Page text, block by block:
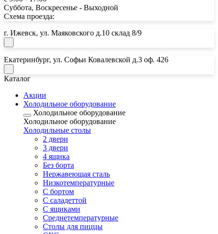
Суббота, Воскресенье - Выходной
Схема проезда:
г. Ижевск, ул. Маяковского д.10 склад 8/9
Почта:
horeca18@mail.ru
Екатеринбург, ул. Софьи Ковалевской д.3 оф. 426
horeca.e@mail.ru
Каталог
Акции
Холодильное оборудование
Холодильное оборудование
Холодильное оборудование
Холодильные столы
2 двери
3 двери
4 ящика
Без борта
Нержавеющая сталь
Низкотемпературные
С бортом
С саладеттой
С ящиками
Среднетемпературные
Столы для пиццы